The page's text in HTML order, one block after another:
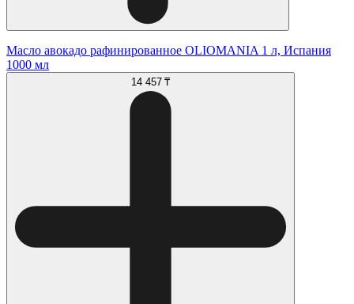
Масло авокадо рафинированное OLIOMANIA 1 л, Испания
1000 мл
14 457 ₸